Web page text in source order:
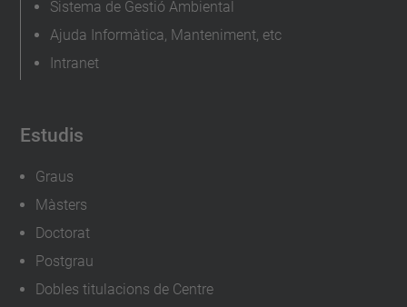
Estudis
Graus
Màsters
Doctorat
Postgrau
Dobles titulacions de Centre
Sistema de Gestió Ambiental
Ajuda Informàtica, Manteniment, etc
Intranet